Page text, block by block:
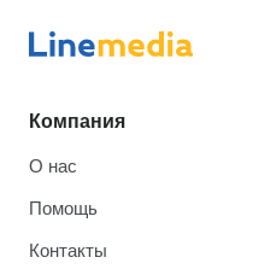
Компания
О нас
Помощь
Контакты